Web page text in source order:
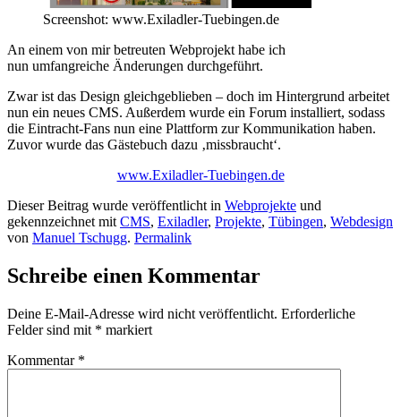
Screenshot: www.Exiladler-Tuebingen.de
An einem von mir betreuten Webprojekt habe ich
nun umfangreiche Änderungen durchgeführt.
Zwar ist das Design gleichgeblieben – doch im Hintergrund arbeitet
nun ein neues CMS. Außerdem wurde ein Forum installiert, sodass
die Eintracht-Fans nun eine Plattform zur Kommunikation haben.
Zuvor wurde das Gästebuch dazu ‚missbraucht‘.
www.Exiladler-Tuebingen.de
Dieser Beitrag wurde veröffentlicht in Webprojekte und
gekennzeichnet mit CMS, Exiladler, Projekte, Tübingen, Webdesign
von Manuel Tschugg. Permalink
Schreibe einen Kommentar
Deine E-Mail-Adresse wird nicht veröffentlicht. Erforderliche
Felder sind mit * markiert
Kommentar *